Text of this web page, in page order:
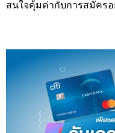
สนใจคุ้มค่ากับการสมัคร